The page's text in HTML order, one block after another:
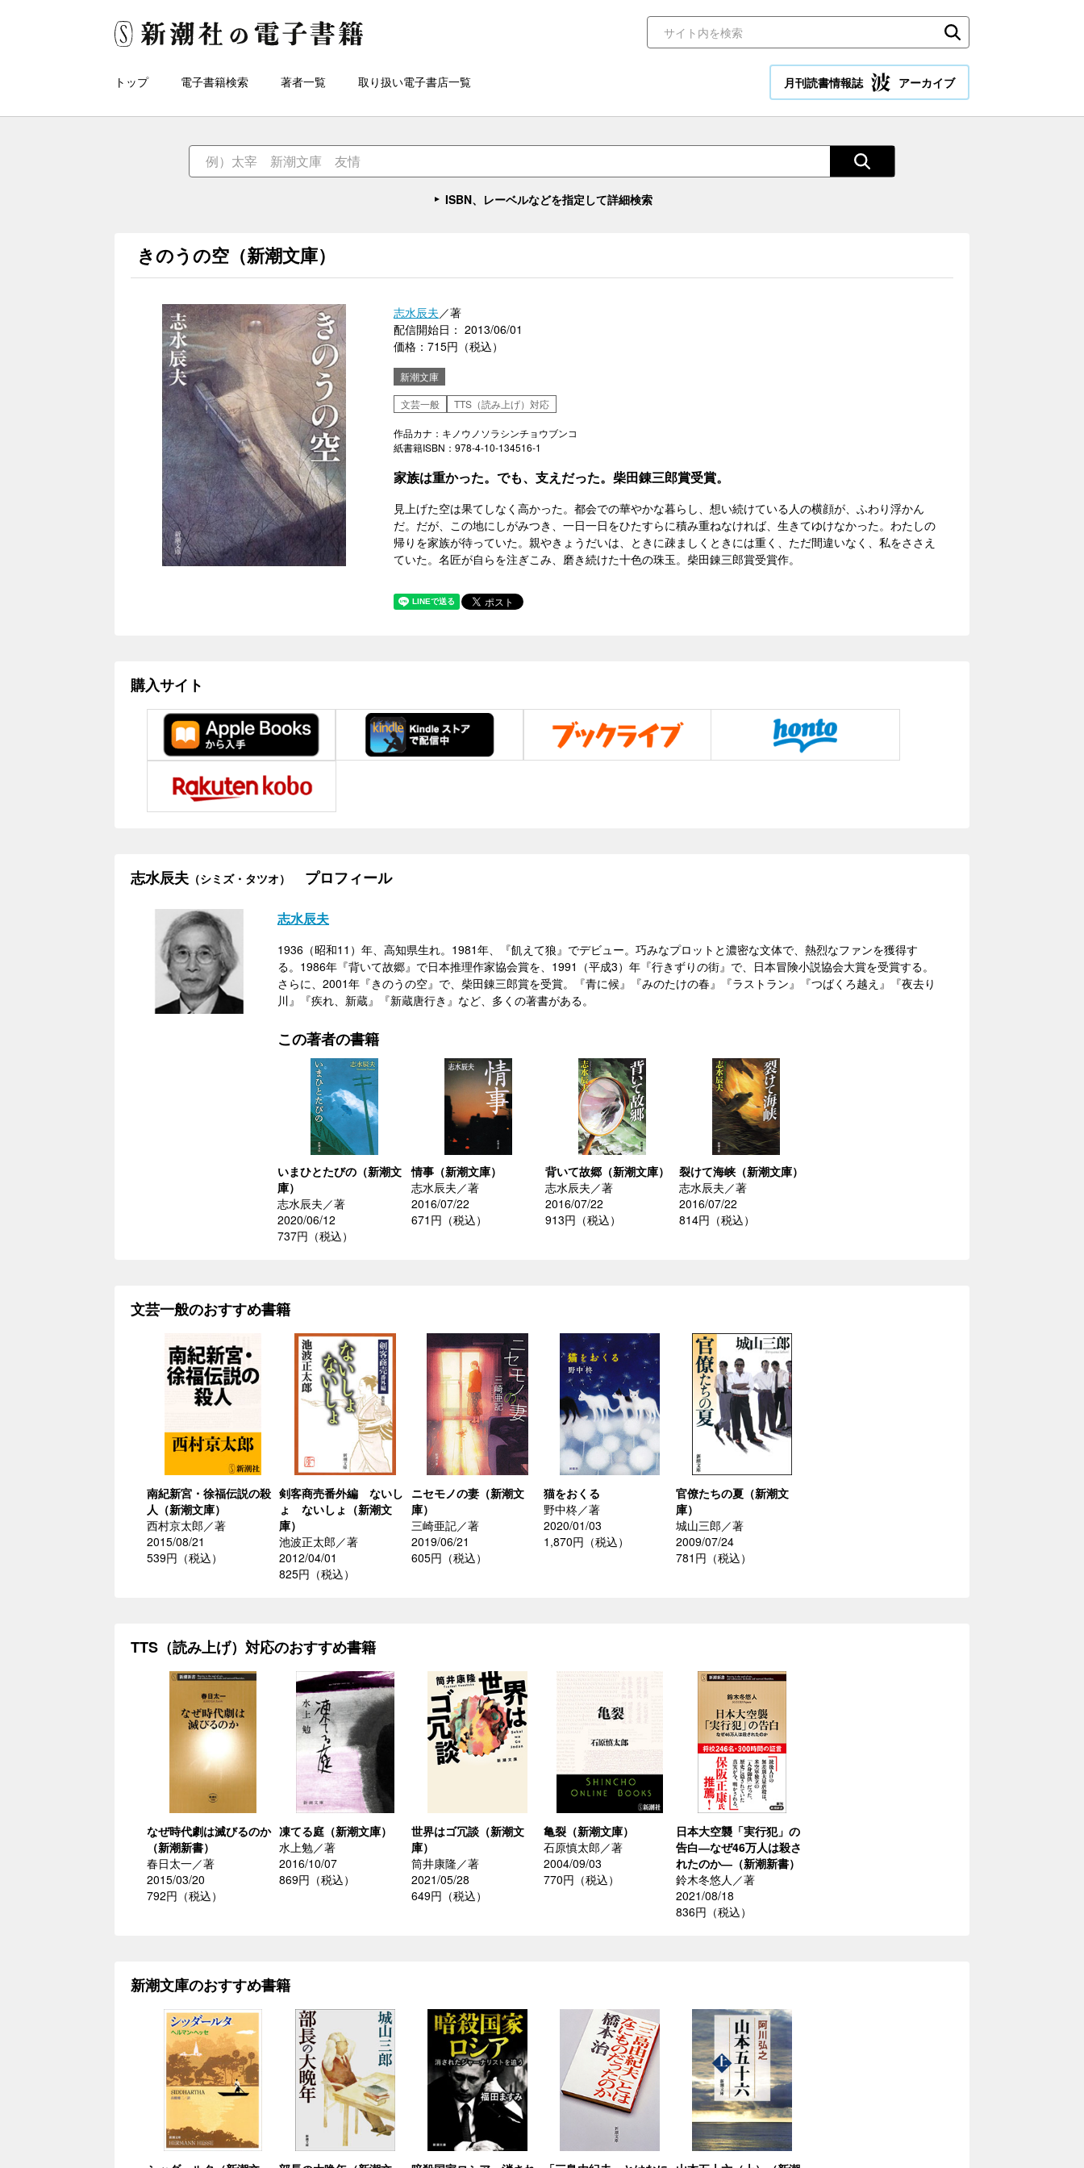
トップ 電子書籍検索 著者一覧 取り扱い電子書店一覧 月刊読書情報誌 アーカイブ
ISBN、レーベルなどを指定して詳細検索
きのうの空（新潮文庫）
志水辰夫／著
配信開始日： 2013/06/01
価格：715円（税込）
新潮文庫
文芸一般
TTS（読み上げ）対応
作品カナ：キノウノソラシンチョウブンコ
紙書籍ISBN：978-4-10-134516-1
家族は重かった。でも、支えだった。柴田錬三郎賞受賞。
見上げた空は果てしなく高かった。都会での華やかな暮らし、想い続けている人の横顔が、ふわり浮かん
だ。だが、この地にしがみつき、一日一日をひたすらに積み重ねなければ、生きてゆけなかった。わたしの
帰りを家族が待っていた。親やきょうだいは、ときに疎ましくときには重く、ただ間違いなく、私をささえ
ていた。名匠が自らを注ぎこみ、磨き続けた十色の珠玉。柴田錬三郎賞受賞作。
購入サイト
志水辰夫 （シミズ・タツオ） プロフィール
志水辰夫
1936（昭和11）年、高知県生れ。1981年、『飢えて狼』でデビュー。巧みなプロットと濃密な文体で、熱烈なファンを獲得す
る。1986年『背いて故郷』で日本推理作家協会賞を、1991（平成3）年『行きずりの街』で、日本冒険小説協会大賞を受賞する。
さらに、2001年『きのうの空』で、柴田錬三郎賞を受賞。『青に候』『みのたけの春』『ラストラン』『つばくろ越え』『夜去り
川』『疾れ、新蔵』『新蔵唐行き』など、多くの著書がある。
この著者の書籍
いまひとたびの（新潮文
庫）
志水辰夫／著
2020/06/12
737円（税込）
情事（新潮文庫）
志水辰夫／著
2016/07/22
671円（税込）
背いて故郷（新潮文庫）
志水辰夫／著
2016/07/22
913円（税込）
裂けて海峡（新潮文庫）
志水辰夫／著
2016/07/22
814円（税込）
文芸一般のおすすめ書籍
南紀新宮・徐福伝説の殺
人（新潮文庫）
西村京太郎／著
2015/08/21
539円（税込）
剣客商売番外編 ないし
ょ ないしょ（新潮文
庫）
池波正太郎／著
2012/04/01
825円（税込）
ニセモノの妻（新潮文
庫）
三崎亜記／著
2019/06/21
605円（税込）
猫をおくる
野中柊／著
2020/01/03
1,870円（税込）
官僚たちの夏（新潮文
庫）
城山三郎／著
2009/07/24
781円（税込）
TTS（読み上げ）対応のおすすめ書籍
なぜ時代劇は滅びるのか
（新潮新書）
春日太一／著
2015/03/20
792円（税込）
凍てる庭（新潮文庫）
水上勉／著
2016/10/07
869円（税込）
世界はゴ冗談（新潮文
庫）
筒井康隆／著
2021/05/28
649円（税込）
亀裂（新潮文庫）
石原慎太郎／著
2004/09/03
770円（税込）
日本大空襲「実行犯」の
告白―なぜ46万人は殺さ
れたのか―（新潮新書）
鈴木冬悠人／著
2021/08/18
836円（税込）
新潮文庫のおすすめ書籍